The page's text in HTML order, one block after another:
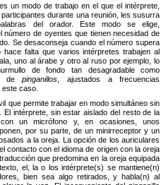
es un modo de trabajo en el que el intérprete,
durante una reunión, les susurra
del orador. Este modo se elige,
número de oyentes que tienen necesidad de
Se desaconseja cuando el número supera
falta que varios intérpretes trabajen al
uno al árabe y otro al ruso por ejemplo, lo
de fondo tan desagradable como
depinganillos , ajustados a frecuencias
caso.
que permite trabajar en modo simultáneo sin
El intérprete, sin estar aislado del resto de la
un micrófono y, en ocasiones, unos
por su parte, de un minirreceptor y un
a la oreja. La opción de los auriculares
contacto con el idioma de origen con la oreja
que predomina en la oreja equipada
el, la o los intérprete(s) se mantiene(n)
bien sea algo retirados, y habla(n) al